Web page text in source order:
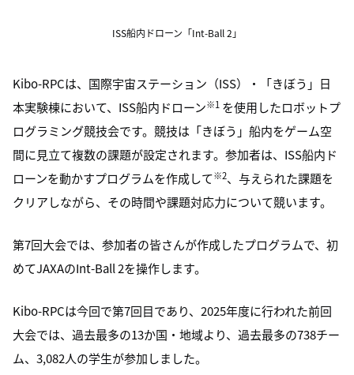
Kibo-RPCは、国際宇宙ステーション（ISS）・「きぼう」日
本実験棟において、ISS船内ドローン※1 を使用したロボットプ
ログラミング競技会です。競技は「きぼう」船内をゲーム空
間に見立て複数の課題が設定されます。参加者は、ISS船内ド
ローンを動かすプログラムを作成して※2、与えられた課題を
クリアしながら、その時間や課題対応力について競います。
第7回大会では、参加者の皆さんが作成したプログラムで、初
めてJAXAのInt-Ball 2を操作します。
Kibo-RPCは今回で第7回目であり、2025年度に行われた前回
大会では、過去最多の13か国・地域より、過去最多の738チー
ム、3,082人の学生が参加しました。
ISS船内ドローン「Int-Ball 2」